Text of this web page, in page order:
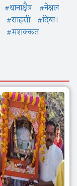
#थानाक्षैत्र #नेश्नल
#साहसी #दिया।
#मशक्कत